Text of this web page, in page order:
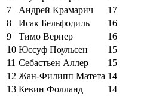
7
Андрей Крамарич
17
8
Исак Бельфодиль
16
9
Тимо Вернер
16
10 Юссуф Поульсен
15
11 Себастьен Аллер
15
12 Жан-Филипп Матета 14
13 Кевин Фолланд
14